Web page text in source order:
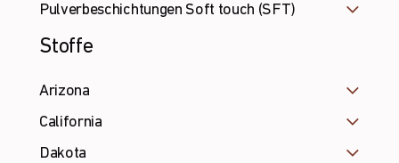
Pulverbeschichtungen Soft touch (SFT)
Stoffe
Arizona
California
Dakota